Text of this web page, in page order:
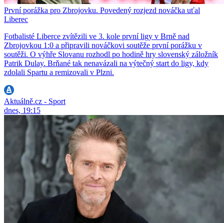
První porážka pro Zbrojovku. Povedený rozjezd nováčka uťal
Liberec
Fotbalisté Liberce zvítězili ve 3. kole první ligy v Brně nad
Zbrojovkou 1:0 a připravili nováčkovi soutěže první porážku v
soutěži. O výhře Slovanu rozhodl po hodině hry slovenský záložník
Patrik Dulay. Brňané tak nenavázali na výtečný start do ligy, kdy
zdolali Spartu a remizovali v Plzni.
Aktuálně.cz - Sport
dnes, 19:15